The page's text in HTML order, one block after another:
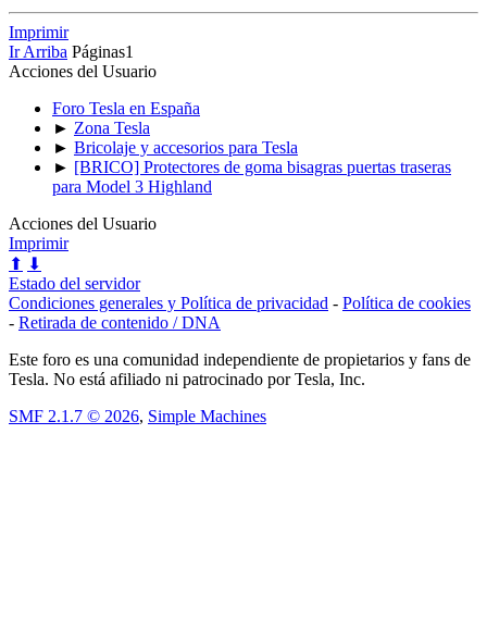
Imprimir
Ir Arriba Páginas1
Acciones del Usuario
Foro Tesla en España
► Zona Tesla
► Bricolaje y accesorios para Tesla
► [BRICO] Protectores de goma bisagras puertas traseras
para Model 3 Highland
Acciones del Usuario
Imprimir
⬆ ⬇
Estado del servidor
Condiciones generales y Política de privacidad - Política de cookies
- Retirada de contenido / DNA
Este foro es una comunidad independiente de propietarios y fans de
Tesla. No está afiliado ni patrocinado por Tesla, Inc.
SMF 2.1.7 © 2026, Simple Machines